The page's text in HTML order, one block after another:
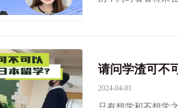
请问学渣可不
2024-04-01